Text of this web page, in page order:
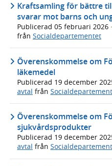
Kraftsamling för bättre
svarar mot barns och
Publicerad 05 februari 2026 ·
från Socialdepartementet
Överenskommelse om
läkemedel
Publicerad 19 december
avtal från
Överenskommelse om
sjukvårdsprodukter
Publicerad 19 december
avtal från